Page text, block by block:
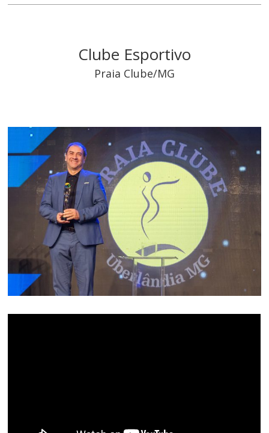
Clube Esportivo
Praia Clube/MG